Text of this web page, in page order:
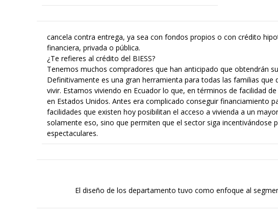
cancela contra entrega, ya sea con fondos propios o con crédito
financiera, privada o pública.
¿Te refieres al crédito del BIESS?
Tenemos muchos compradores que han anticipado que obtendrán
Definitivamente es una gran herramienta para todas las familias que
vivir. Estamos viviendo en Ecuador lo que, en términos de facilidad
en Estados Unidos. Antes era complicado conseguir financiamiento
facilidades que existen hoy posibilitan el acceso a vivienda a un
solamente eso, sino que permiten que el sector siga incentivándose
espectaculares.
El diseño de los departamento tuvo como enfoque al